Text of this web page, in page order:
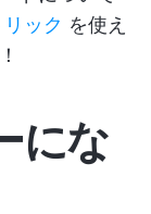
ック を使え
にな